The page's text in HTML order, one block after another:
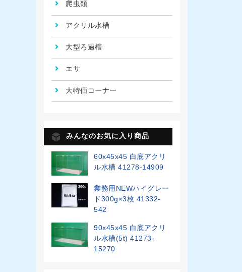
爬虫類
アクリル水槽
大型ろ過槽
エサ
大特価コーナー
みんなのお気に入り商品
60x45x45 白底アクリ
ル水槽 41278-14909
業務用NEWハイグレー
ド300g×3枚 41332-
542
90x45x45 白底アクリ
ル水槽(5t) 41273-
15270